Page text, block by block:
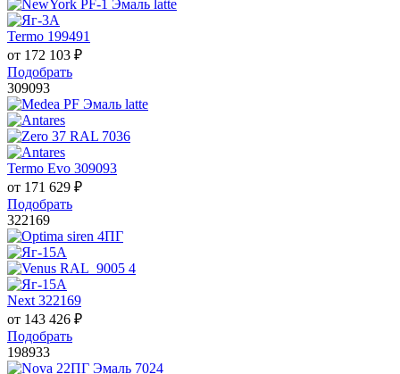
Termo 199491
от 172 103 ₽
Подобрать
309093
Termo Evo 309093
от 171 629 ₽
Подобрать
322169
Next 322169
от 143 426 ₽
Подобрать
198933